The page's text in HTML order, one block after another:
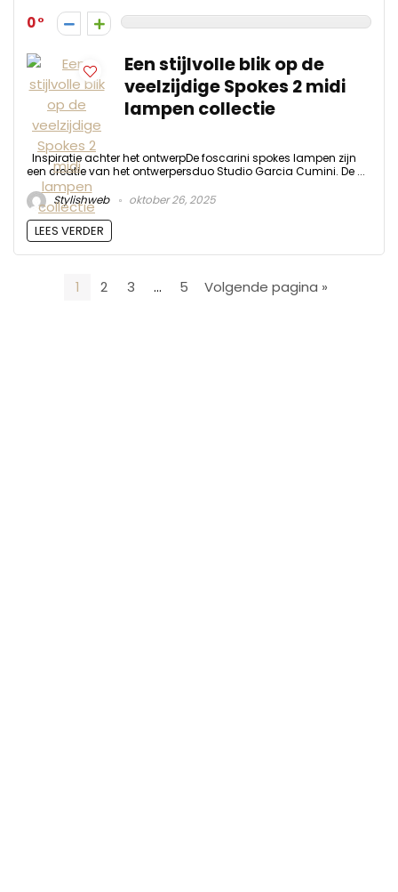
0
Een stijlvolle blik op de
veelzijdige Spokes 2 midi
lampen collectie
Inspiratie achter het ontwerpDe foscarini spokes lampen zijn
een creatie van het ontwerpersduo Studio Garcia Cumini. De ...
Stylishweb
oktober 26, 2025
LEES VERDER
1 2 3 … 5 Volgende pagina »